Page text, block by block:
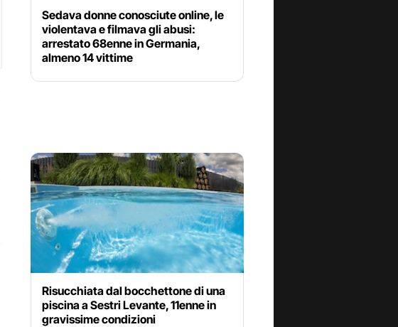
Sedava donne conosciute online, le
violentava e filmava gli abusi:
arrestato 68enne in Germania,
almeno 14 vittime
Risucchiata dal bocchettone di una
piscina a Sestri Levante, 11enne in
gravissime condizioni